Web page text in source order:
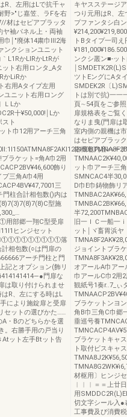
R、左用はLで抗千ャ
野>"じ嘉笠、ラFを右
材はセピアプラッタ
ヤ袖パネル上・両袖
巾￨″廃体14粛巾Ⅲ2海
ンクションユニット
L1RかLlRかLtRが
ト右用ロンタ_Aタ
かLiRか
右用Aタイプ左用
ユニット右用ロング
ＬLか
十¥50,000!￨Lか
ト
ト巾12用アーチ三角
ラケット=角A巾2用
飾り
三角A巾4用
三
門柱合計相包数()内は
型施
部郷一翔C型受扉
ヒンジセット
翻①①①①①①①①①①落
計相包数(○は門扉の
アーチ門柱と門
とオプション(飾リ
門扉な
は取り付けられませ
R、左にする時はL
により施錠扉と受扉
セットの選びかた……
・Bのどちらかを選
。右勝手用の戸当り
Atット左手Btット告
キヤスステージ
つり元用はR、
プファンタシ白
トBタイプ一司
ンクシ叢ン■‐ッ
￨
ツトEングにAタ
SMDEK2R〔
トは別で抗)一
頁∼54頁をご参
扉規格表をご覧
なりま曳(門扉は
室内側の親機は
はセピアブラッ
格機包内容ハー
ット巾アーチ三
SMNCAC4半
D巾E巾鋳物飾リ
半
旧一ＩＣ一船一
ット￨ヾ畜胃浜ヤ
ジョイントブラ
オアールA巾ア
巾アールC巾2用
観紙号1奏r..7_ぃ
ブラケットンヨ
角B巾三角C巾郷
垂巡号養
ブラケットキャ
ト取付ビスキャ
材枢用〕ヒンジ
︱︱︱＝＝上廿
用
切文字シール入●
工事費及び消費